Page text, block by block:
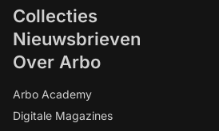
Collecties
Nieuwsbrieven
Over Arbo
Arbo Academy
Digitale Magazines